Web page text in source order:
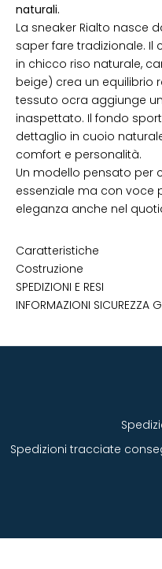
naturali.
La sneaker Rialto nasce
saper fare tradizionale. Il
in chicco riso naturale,
beige) crea un equilibrio
tessuto ocra aggiunge
inaspettato. Il fondo
dettaglio in cuoio
comfort e personalità.
Un modello pensato per
essenziale ma con voce
eleganza anche nel
Caratteristiche
Costruzione
SPEDIZIONI E RESI
INFORMAZIONI SICUREZZA
Spedizioni tracciate